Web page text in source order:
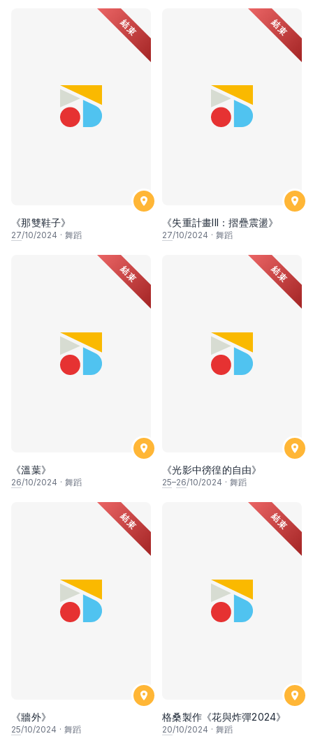
結束
《那雙鞋子》
27/10/2024 · 舞蹈
結束
《失重計畫III：摺疊震盪》
27/10/2024 · 舞蹈
結束
《溫葉》
26/10/2024 · 舞蹈
結束
《光影中徬徨的自由》
25–26/10/2024 · 舞蹈
結束
《牆外》
25/10/2024 · 舞蹈
結束
格桑製作《花與炸彈2024》
20/10/2024 · 舞蹈